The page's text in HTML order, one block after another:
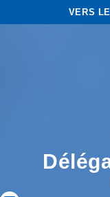
VERS